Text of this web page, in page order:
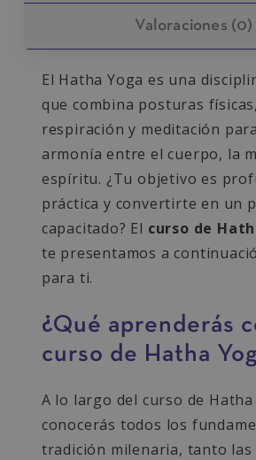
Valoraciones (0)
El Hatha Yoga es una
que combina posturas
respiración y meditación
armonía entre el cuerpo, la
espíritu. ¿Tu objetivo es
práctica y convertirte en un
capacitado? El curso de
te presentamos a
para ti.
¿Qué aprenderás
curso de Hatha
A lo largo del curso de Hatha
conocerás todos los
tradición milenaria, tanto las